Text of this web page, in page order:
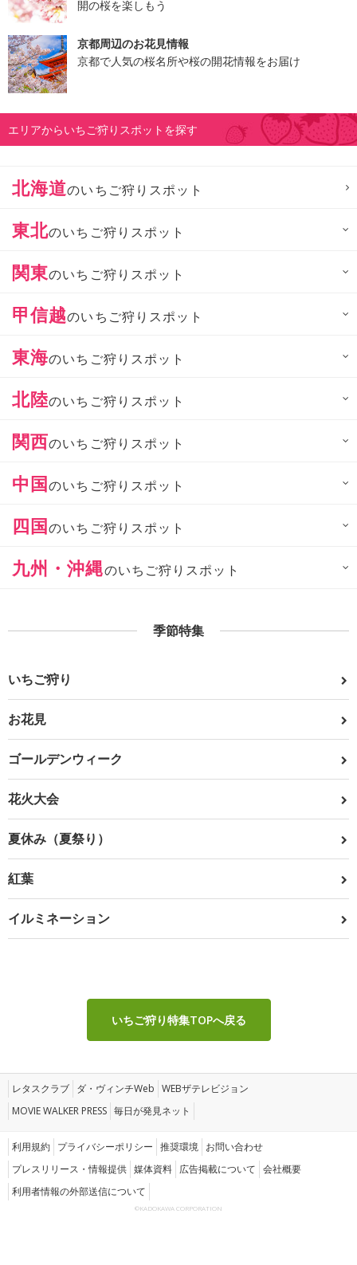
開の桜を楽しもう
京都周辺のお花見情報
京都で人気の桜名所や桜の開花情報をお届け
エリアからいちご狩りスポットを探す
北海道のいちご狩りスポット
東北のいちご狩りスポット
関東のいちご狩りスポット
甲信越のいちご狩りスポット
東海のいちご狩りスポット
北陸のいちご狩りスポット
関西のいちご狩りスポット
中国のいちご狩りスポット
四国のいちご狩りスポット
九州・沖縄のいちご狩りスポット
季節特集
いちご狩り
お花見
ゴールデンウィーク
花火大会
夏休み（夏祭り）
紅葉
イルミネーション
いちご狩り特集TOPへ戻る
レタスクラブ ダ・ヴィンチWeb WEBザテレビジョン
MOVIE WALKER PRESS 毎日が発見ネット
利用規約 プライバシーポリシー 推奨環境 お問い合わせ
プレスリリース・情報提供 媒体資料 広告掲載について 会社概要
利用者情報の外部送信について
©KADOKAWA CORPORATION